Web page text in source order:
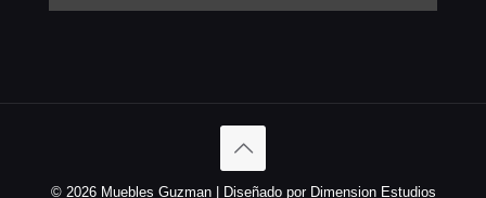
© 2026 Muebles Guzman | Diseñado por Dimension Estudios